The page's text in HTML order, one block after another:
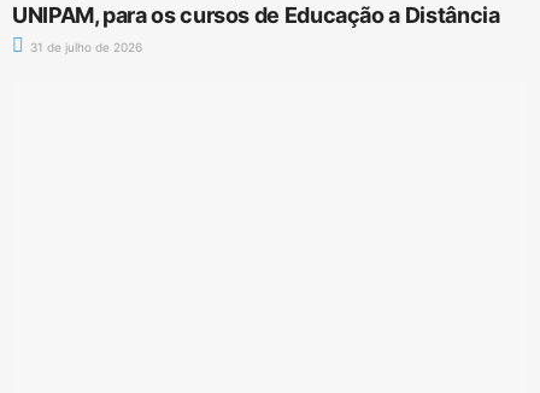
UNIPAM, para os cursos de Educação a Distância
31 de julho de 2026